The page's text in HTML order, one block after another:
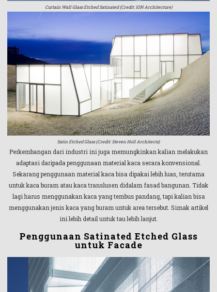
Curtain Wall Glass Etched Satinated (Credit: ION Architecture)
Satin Etched Glass (Credit: Steven Holl Architects)
Perkembangan dari industri ini juga memungkinkan kalian melakukan
adaptasi daripada penggunaan material kaca secara konvensional.
Sekarang penggunaan material kaca bisa dipakai lebih luas, terutama
untuk kaca buram atau kaca translusen didalam fasad bangunan. Tidak
lagi harus menggunakan kaca yang tembus pandang, tapi kalian bisa
menggunakan jenis kaca yang buram untuk area tersebut. Simak artikel
ini lebih detail untuk tau lebih lanjut.
Penggunaan Satinated Etched Glass
untuk Facade